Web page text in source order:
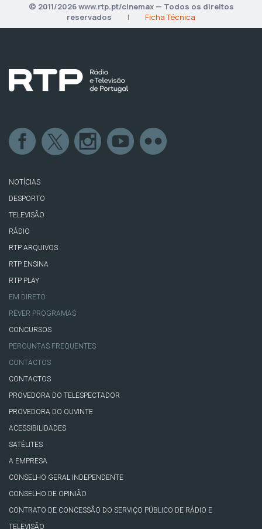
© 2011/2026 www.rtp.pt/cinemax — Todos os direitos
reservados
| Ficha Técnica
NOTÍCIAS
DESPORTO
TELEVISÃO
RÁDIO
RTP ARQUIVOS
RTP ENSINA
RTP PLAY
EM DIRETO
REVER PROGRAMAS
CONCURSOS
PERGUNTAS FREQUENTES
CONTACTOS
CONTACTOS
PROVEDORA DO TELESPECTADOR
PROVEDORA DO OUVINTE
ACESSIBILIDADES
SATÉLITES
A EMPRESA
CONSELHO GERAL INDEPENDENTE
CONSELHO DE OPINIÃO
CONTRATO DE CONCESSÃO DO SERVIÇO PÚBLICO DE RÁDIO E
TELEVISÃO